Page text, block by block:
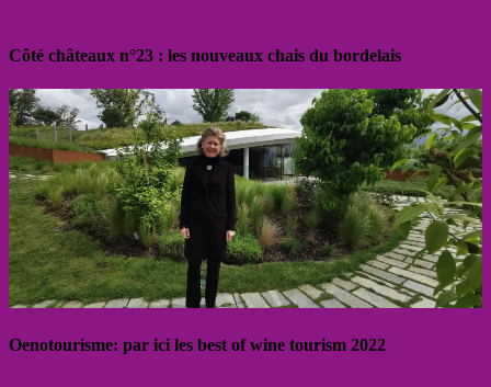
Côté châteaux n°23 : les nouveaux chais du bordelais
Oenotourisme: par ici les best of wine tourism 2022